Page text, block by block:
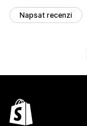
Napsat recenzi